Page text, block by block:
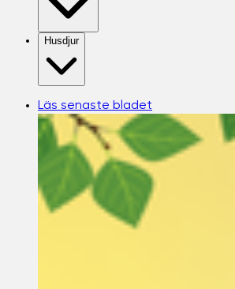
Husdjur
Läs senaste bladet